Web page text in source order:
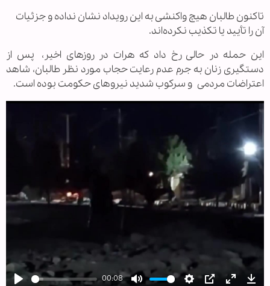
تاکنون طالبان هیچ واکنشی به این رویداد نشان نداده و جزئیات
آن را تأیید یا تکذیب نکرده‌اند.
این حمله در حالی رخ داد که هرات در روزهای اخیر، پس از
دستگیری زنان به جرم عدم رعایت حجاب مورد نظر طالبان، شاهد
اعتراضات مردمی و سرکوب شدید نیروهای حکومت بوده است.
00:08